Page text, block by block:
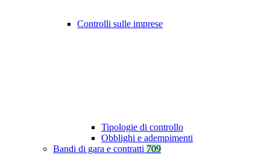
Controlli sulle imprese
Tipologie di controllo
Obblighi e adempimenti
Bandi di gara e contratti 709